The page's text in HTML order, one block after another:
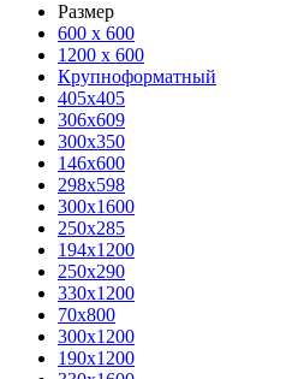
Размер
600 х 600
1200 х 600
Крупноформатный
405x405
306x609
300x350
146x600
298x598
300x1600
250x285
194x1200
250x290
330x1200
70x800
300x1200
190x1200